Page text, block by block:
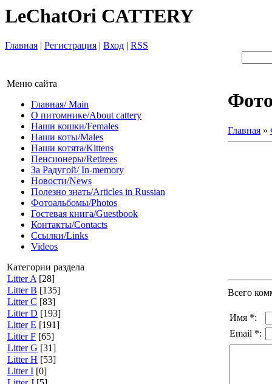
LeChatOri CATTERY
Главная | Регистрация | Вход | RSS
Меню сайта
Главная/ Main
О питомнике/About cattery
Наши кошки/Females
Наши коты/Males
Наши котята/Kittens
Пенсионеры/Retirees
За Радугой/ In-memory
Новости/News
Полезно знать/Articles in Russian
Фотоальбомы/Photos
Гостевая книга/Guestbook
Контакты/Contacts
Ссылки/Links
Videos
Категории раздела
Litter A [28]
Litter B [135]
Litter C [83]
Litter D [193]
Litter E [191]
Litter F [65]
Litter G [31]
Litter H [53]
Litter I [0]
Главная »
Всего
Имя *:
Email *: